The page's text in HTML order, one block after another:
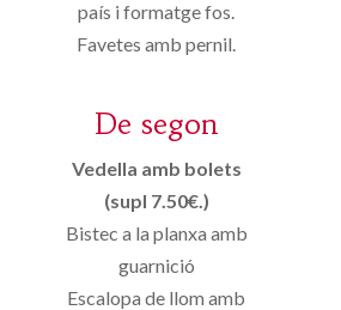
país i formatge fos.
Favetes amb pernil.
De segon
Vedella amb bolets
(supl 7.50€.)
Bistec a la planxa amb
guarnició
Escalopa de llom amb